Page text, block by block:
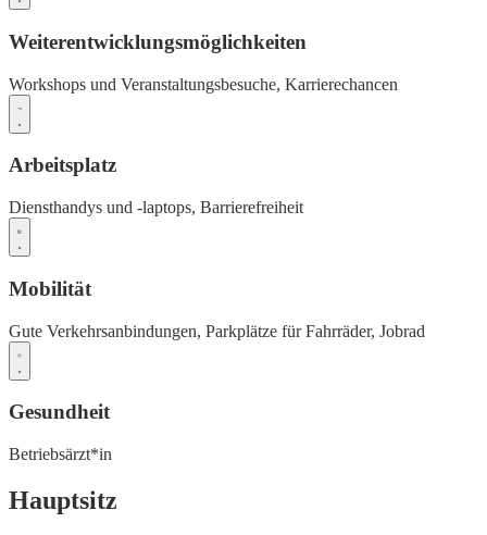
Weiterentwicklungsmöglichkeiten
Workshops und Veranstaltungsbesuche, Karrierechancen
Arbeitsplatz
Diensthandys und -laptops, Barrierefreiheit
Mobilität
Gute Verkehrsanbindungen, Parkplätze für Fahrräder, Jobrad
Gesundheit
Betriebsärzt*in
Hauptsitz